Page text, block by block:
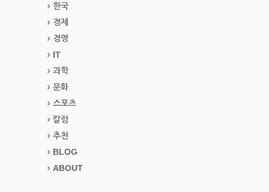
한국
경제
경영
IT
과학
문화
스포츠
칼럼
추천
BLOG
ABOUT